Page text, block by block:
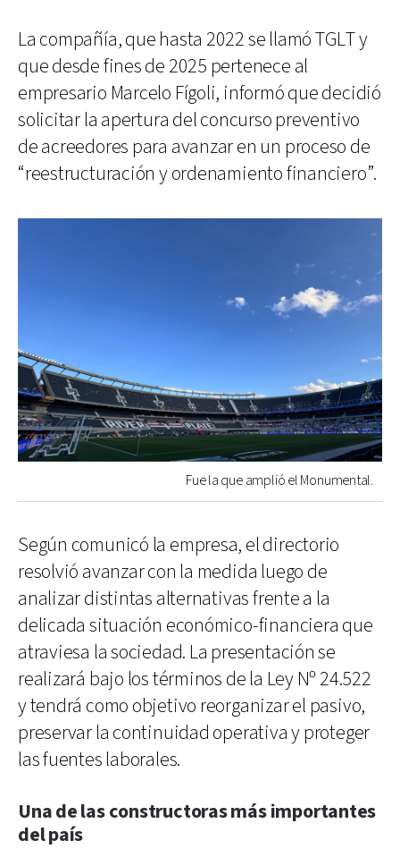
La compañía, que hasta 2022 se llamó TGLT y
que desde fines de 2025 pertenece al
empresario Marcelo Fígoli, informó que decidió
solicitar la apertura del concurso preventivo
de acreedores para avanzar en un proceso de
“reestructuración y ordenamiento financiero”.
Fue la que amplió el Monumental.
Según comunicó la empresa, el directorio
resolvió avanzar con la medida luego de
analizar distintas alternativas frente a la
delicada situación económico-financiera que
atraviesa la sociedad. La presentación se
realizará bajo los términos de la Ley Nº 24.522
y tendrá como objetivo reorganizar el pasivo,
preservar la continuidad operativa y proteger
las fuentes laborales.
Una de las constructoras más importantes
del país